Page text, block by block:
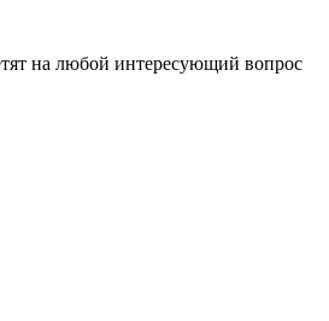
на любой интересующий вопрос